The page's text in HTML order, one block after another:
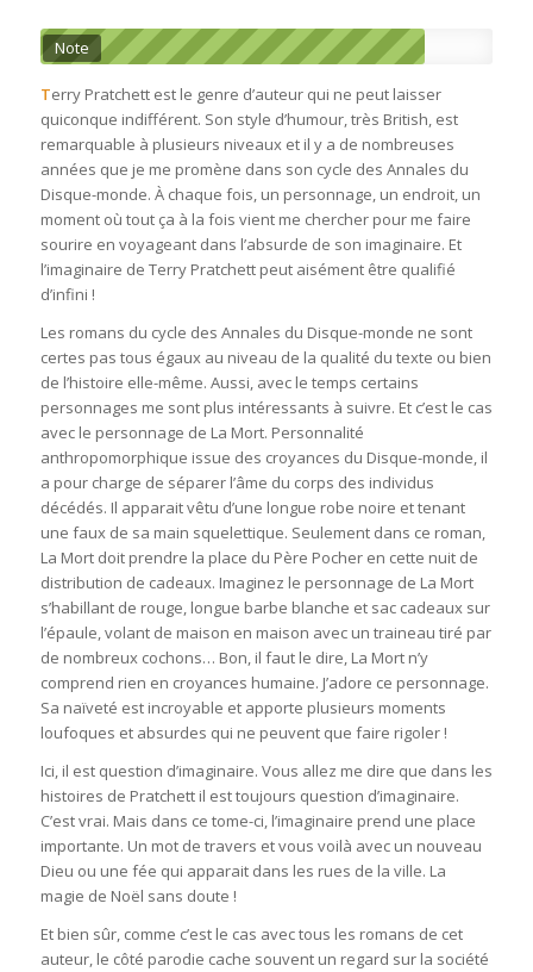
Note
Terry Pratchett est le genre d’auteur qui ne peut laisser
quiconque indifférent. Son style d’humour, très British, est
remarquable à plusieurs niveaux et il y a de nombreuses
années que je me promène dans son cycle des Annales du
Disque-monde. À chaque fois, un personnage, un endroit, un
moment où tout ça à la fois vient me chercher pour me faire
sourire en voyageant dans l’absurde de son imaginaire. Et
l’imaginaire de Terry Pratchett peut aisément être qualifié
d’infini !
Les romans du cycle des Annales du Disque-monde ne sont
certes pas tous égaux au niveau de la qualité du texte ou bien
de l’histoire elle-même. Aussi, avec le temps certains
personnages me sont plus intéressants à suivre. Et c’est le cas
avec le personnage de La Mort. Personnalité
anthropomorphique issue des croyances du Disque-monde, il
a pour charge de séparer l’âme du corps des individus
décédés. Il apparait vêtu d’une longue robe noire et tenant
une faux de sa main squelettique. Seulement dans ce roman,
La Mort doit prendre la place du Père Pocher en cette nuit de
distribution de cadeaux. Imaginez le personnage de La Mort
s’habillant de rouge, longue barbe blanche et sac cadeaux sur
l’épaule, volant de maison en maison avec un traineau tiré par
de nombreux cochons… Bon, il faut le dire, La Mort n’y
comprend rien en croyances humaine. J’adore ce personnage.
Sa naïveté est incroyable et apporte plusieurs moments
loufoques et absurdes qui ne peuvent que faire rigoler !
Ici, il est question d’imaginaire. Vous allez me dire que dans les
histoires de Pratchett il est toujours question d’imaginaire.
C’est vrai. Mais dans ce tome-ci, l’imaginaire prend une place
importante. Un mot de travers et vous voilà avec un nouveau
Dieu ou une fée qui apparait dans les rues de la ville. La
magie de Noël sans doute !
Et bien sûr, comme c’est le cas avec tous les romans de cet
auteur, le côté parodie cache souvent un regard sur la société